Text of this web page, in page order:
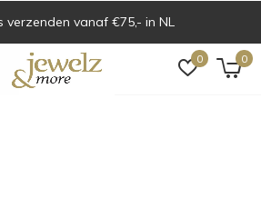
0 0
verzenden vanaf €75,- in NL